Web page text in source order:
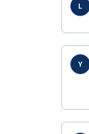
L
Y